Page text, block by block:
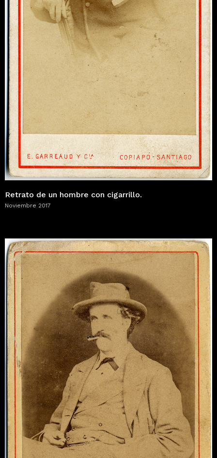
Retrato de un hombre con cigarrillo.
Noviembre 2017